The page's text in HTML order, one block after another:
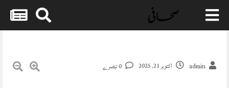
Skip
admin اکتوبر 21, 2025